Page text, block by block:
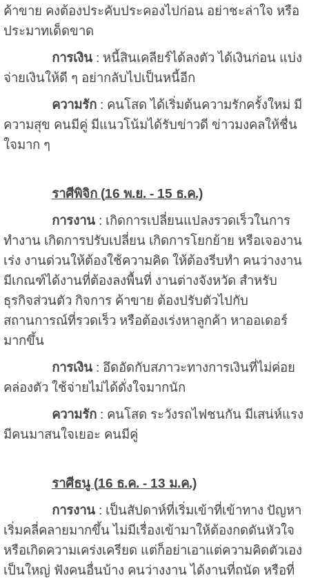
ค้าขาย คงต้องประคับประคองไปก่อน อย่าชะล่าใจ หรือ
ประมาทเด็ดขาด
การเงิน: หนี้สินเคลียร์ได้ลงตัว ได้เงินก่อน แบ่ง
จ่ายเงินให้ดี ๆ อย่ากลับไปเป็นหนี้อีก
ความรัก: คนโสด ได้เริ่มต้นความรักครั้งใหม่ มี
ความสุข คนมีคู่ มีแนวโน้มได้รับข่าวดี ข่าวมงคลให้ชื่น
ใจมาก ๆ
ราศีพิจิก (16 พ.ย. - 15 ธ.ค.)
การงาน: เกิดการเปลี่ยนแปลงรวดเร็วในการ
ทำงาน เกิดการปรับเปลี่ยน เกิดการโยกย้าย หรือเจองาน
เร่ง งานด่วนให้ต้องใช้ความคิด ให้ต้องรีบทำ คนว่างงาน
มีเกณฑ์ได้งานที่ต้องลงพื้นที่ งานต่างจังหวัด สำหรับ
ธุรกิจส่วนตัว กิจการ ค้าขาย ต้องปรับตัวไปกับ
สถานการณ์ที่รวดเร็ว หรือต้องเร่งหาลูกค้า หาออเดอร์
มากขึ้น
การเงิน: อึดอัดกับสภาวะทางการเงินที่ไม่ค่อย
คล่องตัว ใช้จ่ายไม่ได้ดั่งใจมากนัก
ความรัก: คนโสด ระวังรถไฟชนกัน มีเสน่ห์แรง
มีคนมาสนใจเยอะ คนมีคู่
ราศีธนู (16 ธ.ค. - 13 ม.ค.)
การงาน: เป็นสัปดาห์ที่เริ่มเข้าที่เข้าทาง ปัญหา
เริ่มคลี่คลายมากขึ้น ไม่มีเรื่องเข้ามาให้ต้องกดดันหัวใจ
หรือเกิดความเคร่งเครียด แต่ก็อย่าเอาแต่ความคิดตัวเอง
เป็นใหญ่ ฟังคนอื่นบ้าง คนว่างงาน ได้งานที่ถนัด หรือที่